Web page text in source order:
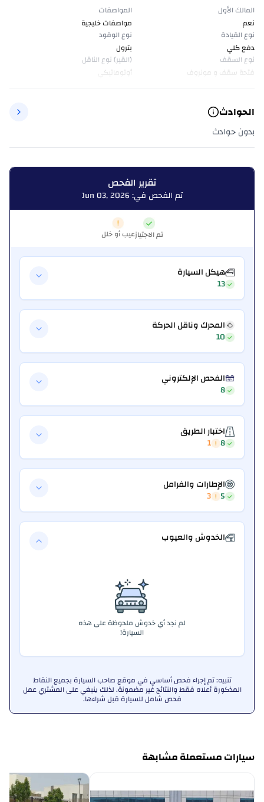
المالك الأول
نعم
المواصفات
مواصفات خليجية
نوع القيادة
دفع كلي
نوع الوقود
بترول
نوع السقف
فتحة سقف و مونروف
(القير) نوع الناقل
أوتوماتيكي
الحوادث
بدون حوادث
تقرير الفحص
تم الفحص في: Jun 03, 2026
تم الاجتيازعيب أو خلل
هيكل السيارة
13
المحرك وناقل الحركة
10
الفحص الإلكتروني
8
اختبار الطريق
8
1
الإطارات والفرامل
5
3
الخدوش والعيوب
لم نجد أي خدوش ملحوظة على هذه
السيارة!
تنبيه: تم إجراء فحص أساسي في موقع صاحب السيارة بجميع النقاط
المذكورة أعلاه فقط والنتائج غير مضمونة. لذلك ينبغي على المشتري عمل
فحص شامل للسيارة قبل شراءها.
سيارات مستعملة مشابهة